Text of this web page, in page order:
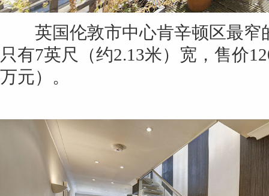
英国伦敦市中心肯辛顿区最窄
只有7英尺（约2.13米）宽，售价
万元）。